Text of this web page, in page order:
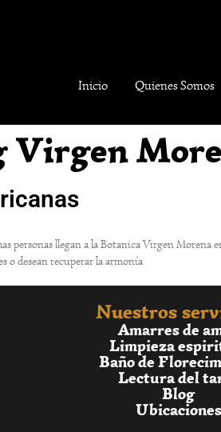
Inicio Quienes Somos
Virgen
personas llegan a la Botanica Virgen Morena
o desean recuperar la armonía
Nuestros
Amarres de
Limpieza
Baño de
Lectura del
Blog
Ubicaciones